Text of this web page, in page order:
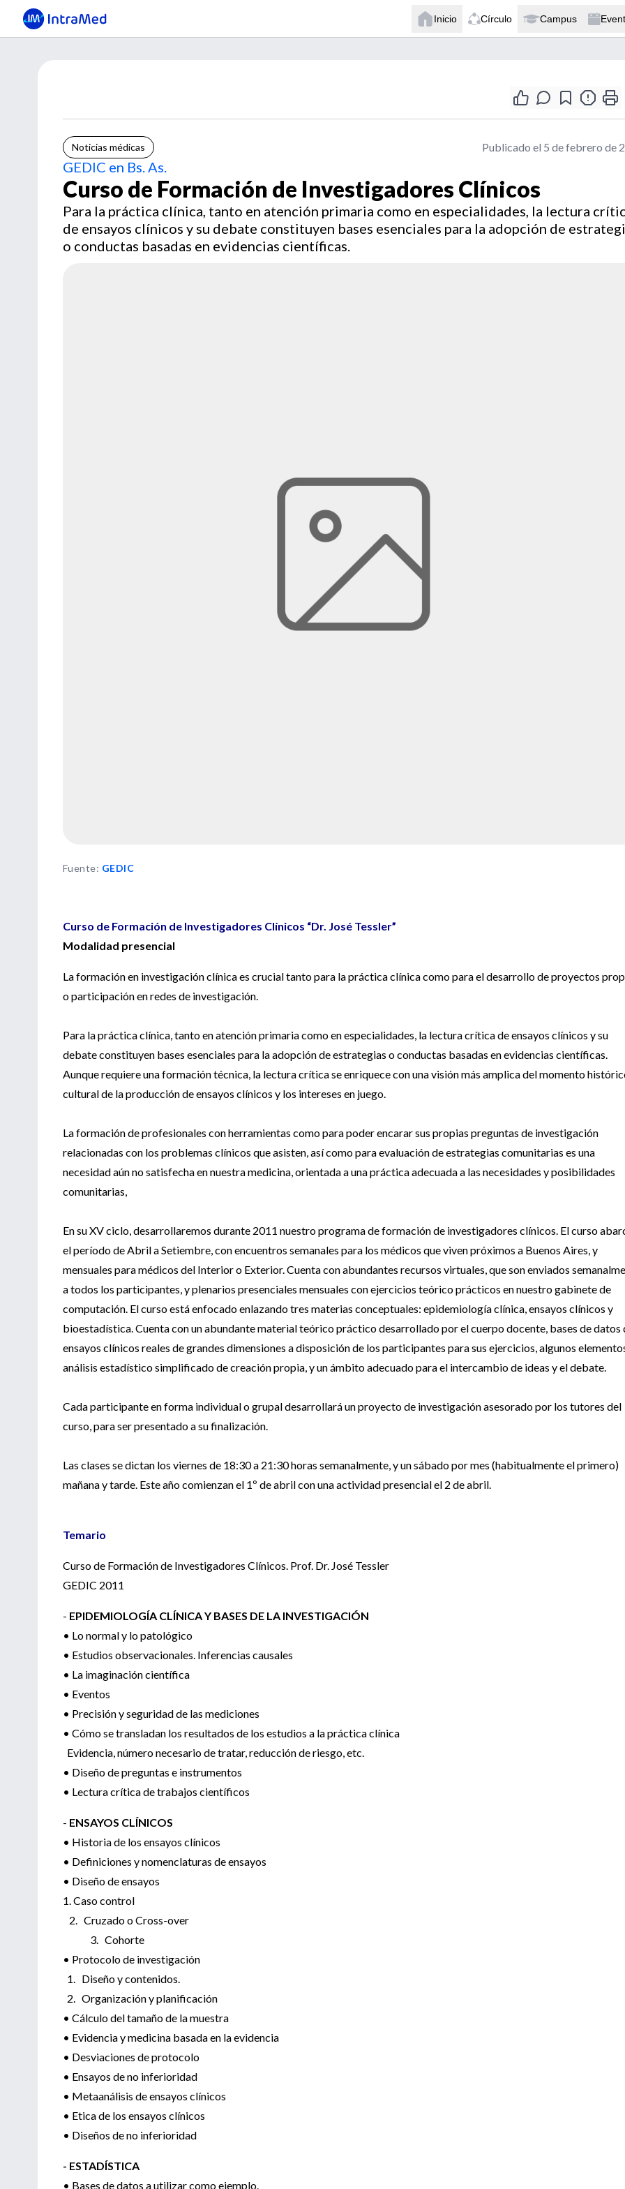
Inicio Círculo Campus
Noticias médicas Publicado el 5 de febrero de
GEDIC en Bs. As.
Curso de Formación de Investigadores Clínicos
Para la práctica clínica, tanto en atención primaria como en especialidades, la lectura
de ensayos clínicos y su debate constituyen bases esenciales para la adopción de
o conductas basadas en evidencias científicas.
Fuente: GEDIC
Curso de Formación de Investigadores Clínicos “Dr. José Tessler”
Modalidad presencial
La formación en investigación clínica es crucial tanto para la práctica clínica como para el desarrollo de proyectos
o participación en redes de investigación.
Para la práctica clínica, tanto en atención primaria como en especialidades, la lectura crítica de ensayos clínicos y su
debate constituyen bases esenciales para la adopción de estrategias o conductas basadas en evidencias científicas.
Aunque requiere una formación técnica, la lectura crítica se enriquece con una visión más amplica del momento
cultural de la producción de ensayos clínicos y los intereses en juego.
La formación de profesionales con herramientas como para poder encarar sus propias preguntas de investigación
relacionadas con los problemas clínicos que asisten, así como para evaluación de estrategias comunitarias es una
necesidad aún no satisfecha en nuestra medicina, orientada a una práctica adecuada a las necesidades y posibilidades
comunitarias,
En su XV ciclo, desarrollaremos durante 2011 nuestro programa de formación de investigadores clínicos. El curso
el período de Abril a Setiembre, con encuentros semanales para los médicos que viven próximos a Buenos Aires, y
mensuales para médicos del Interior o Exterior. Cuenta con abundantes recursos virtuales, que son enviados
a todos los participantes, y plenarios presenciales mensuales con ejercicios teórico prácticos en nuestro gabinete de
computación. El curso está enfocado enlazando tres materias conceptuales: epidemiología clínica, ensayos clínicos y
bioestadística. Cuenta con un abundante material teórico práctico desarrollado por el cuerpo docente, bases de datos
ensayos clínicos reales de grandes dimensiones a disposición de los participantes para sus ejercicios, algunos
análisis estadístico simplificado de creación propia, y un ámbito adecuado para el intercambio de ideas y el debate.
Cada participante en forma individual o grupal desarrollará un proyecto de investigación asesorado por los tutores del
curso, para ser presentado a su finalización.
Las clases se dictan los viernes de 18:30 a 21:30 horas semanalmente, y un sábado por mes (habitualmente el primero)
mañana y tarde. Este año comienzan el 1º de abril con una actividad presencial el 2 de abril.
Temario
Curso de Formación de Investigadores Clínicos. Prof. Dr. José Tessler
GEDIC 2011
- EPIDEMIOLOGÍA CLÍNICA Y BASES DE LA INVESTIGACIÓN
• Lo normal y lo patológico
• Estudios observacionales. Inferencias causales
• La imaginación científica
• Eventos
• Precisión y seguridad de las mediciones
• Cómo se transladan los resultados de los estudios a la práctica clínica
Evidencia, número necesario de tratar, reducción de riesgo, etc.
• Diseño de preguntas e instrumentos
• Lectura crítica de trabajos científicos
- ENSAYOS CLÍNICOS
• Historia de los ensayos clínicos
• Definiciones y nomenclaturas de ensayos
• Diseño de ensayos
1. Caso control
2. Cruzado o Cross-over
3. Cohorte
• Protocolo de investigación
1. Diseño y contenidos.
2. Organización y planificación
• Cálculo del tamaño de la muestra
• Evidencia y medicina basada en la evidencia
• Desviaciones de protocolo
• Ensayos de no inferioridad
• Metaanálisis de ensayos clínicos
• Etica de los ensayos clínicos
• Diseños de no inferioridad
- ESTADÍSTICA
• Bases de datos a utilizar como ejemplo.